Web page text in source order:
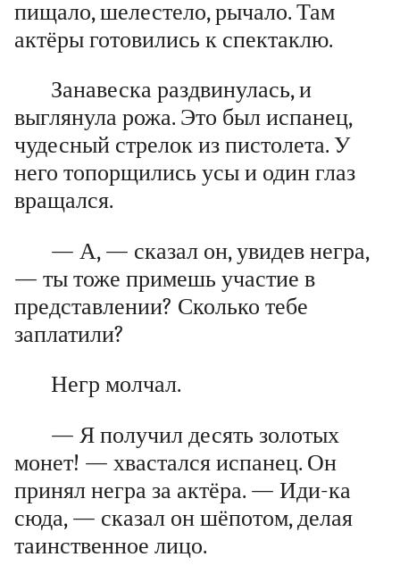
пищало, шелестело, рычало. Там
актёры готовились к спектаклю.
Занавеска раздвинулась, и
выглянула рожа. Это был испанец,
чудесный стрелок из пистолета. У
него топорщились усы и один глаз
вращался.
— А, — сказал он, увидев негра,
— ты тоже примешь участие в
представлении? Сколько тебе
заплатили?
Негр молчал.
— Я получил десять золотых
монет! — хвастался испанец. Он
принял негра за актёра. — Иди-ка
сюда, — сказал он шёпотом, делая
таинственное лицо.